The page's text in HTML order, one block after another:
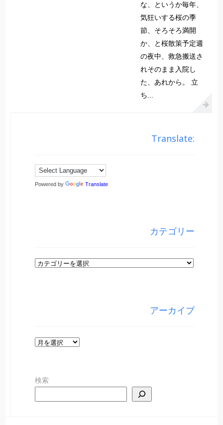
な、というか毎年、
気狂いする桜の季
節、そろそろ満開
か、と桜散策予定週
の夜中、救急搬送さ
れそのまま入院し
た、あれから。 立
ち...
Translate:
Powered by Translate
カテゴリー
カ
アーカイブ
ア
イ
検索